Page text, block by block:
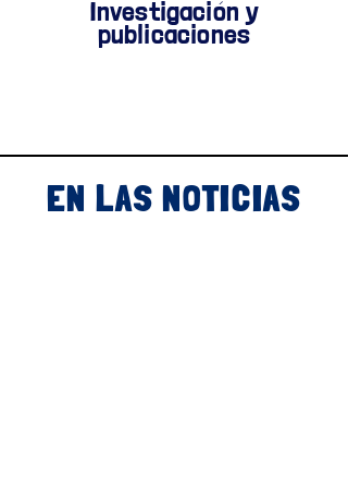
Investigación y
publicaciones
EN LAS NOTICIAS